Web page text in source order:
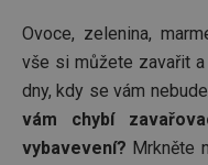
Ovoce, zelenina,
vše si můžete zavařit
dny, kdy se vám
vám chybí
vybavevení? Mrkněte